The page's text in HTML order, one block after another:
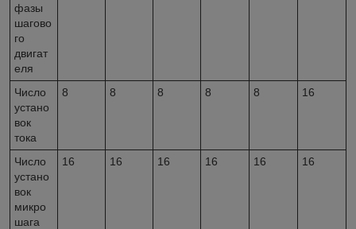
фазы
шагово
го
двигат
еля
Число
устано
вок
тока
8 8 8 8 8 16
Число
устано
вок
микро
шага
16 16 16 16 16 16